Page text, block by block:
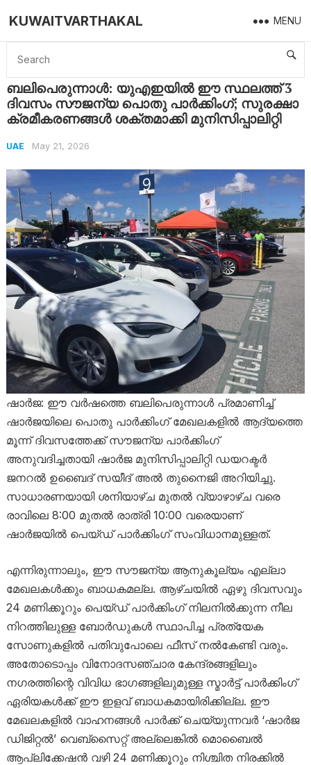
KUWAITVARTHAKAL MENU
Home UAE ബലിപെരുന്നാൾ: യുഎഇയിൽ ഈ സ്ഥലത്ത് 3 ദിവസം സൗജന്യ പൊതു പാർക്കിംഗ്; സുരക്ഷാ ക്രമീകരണങ്ങൾ ശക്തമാക്കി മുനിസിപ്പാലിറ്റി
ബലിപെരുന്നാൾ: യുഎഇയിൽ ഈ സ്ഥലത്ത് 3
ദിവസം സൗജന്യ പൊതു പാർക്കിംഗ്; സുരക്ഷാ
ക്രമീകരണങ്ങൾ ശക്തമാക്കി മുനിസിപ്പാലിറ്റി
UAE May 21, 2026
ഷാർജ: ഈ വർഷത്തെ ബലിപെരുന്നാൾ പ്രമാണിച്ച്
ഷാർജയിലെ പൊതു പാർക്കിംഗ് മേഖലകളിൽ ആദ്യത്തെ
മൂന്ന് ദിവസത്തേക്ക് സൗജന്യ പാർക്കിംഗ്
അനുവദിച്ചതായി ഷാർജ മുനിസിപ്പാലിറ്റി ഡയറക്ടർ
ജനറൽ ഉബൈദ് സയീദ് അൽ തുനൈജി അറിയിച്ചു.
സാധാരണയായി ശനിയാഴ്ച മുതൽ വ്യാഴാഴ്ച വരെ
രാവിലെ 8:00 മുതൽ രാത്രി 10:00 വരെയാണ്
ഷാർജയിൽ പെയ്ഡ് പാർക്കിംഗ് സംവിധാനമുള്ളത്.
എന്നിരുന്നാലും, ഈ സൗജന്യ ആനുകൂല്യം എല്ലാ
മേഖലകൾക്കും ബാധകമല്ല. ആഴ്ചയിൽ ഏഴു ദിവസവും
24 മണിക്കൂറും പെയ്ഡ് പാർക്കിംഗ് നിലനിൽക്കുന്ന നീല
നിറത്തിലുള്ള ബോർഡുകൾ സ്ഥാപിച്ച പ്രത്യേക
സോണുകളിൽ പതിവുപോലെ ഫീസ് നൽകേണ്ടി വരും.
അതോടൊപ്പം വിനോദസഞ്ചാര കേന്ദ്രങ്ങളിലും
നഗരത്തിന്റെ വിവിധ ഭാഗങ്ങളിലുമുള്ള സ്മാർട്ട് പാർക്കിംഗ്
ഏരിയകൾക്ക് ഈ ഇളവ് ബാധകമായിരിക്കില്ല. ഈ
മേഖലകളിൽ വാഹനങ്ങൾ പാർക്ക് ചെയ്യുന്നവർ ‘ഷാർജ
ഡിജിറ്റൽ’ വെബ്‌സൈറ്റ് അല്ലെങ്കിൽ മൊബൈൽ
ആപ്ലിക്കേഷൻ വഴി 24 മണിക്കൂറും നിശ്ചിത നിരക്കിൽ